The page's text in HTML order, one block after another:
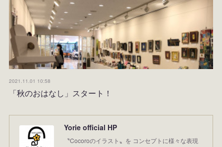
2021.11.01 10:58
「秋のおはなし」スタート！
Yorie official HP
〝Cocoroのイラスト〟を コンセプトに様々な表現